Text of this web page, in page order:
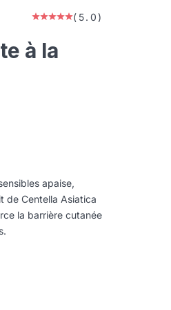
(5.0)
à la
apaise,
de Centella Asiatica
la barrière cutanée